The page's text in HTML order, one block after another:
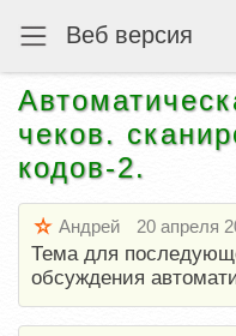
Веб версия
чеков.
кодов-2.
Андрей 20 апреля
Тема для
обсуждения